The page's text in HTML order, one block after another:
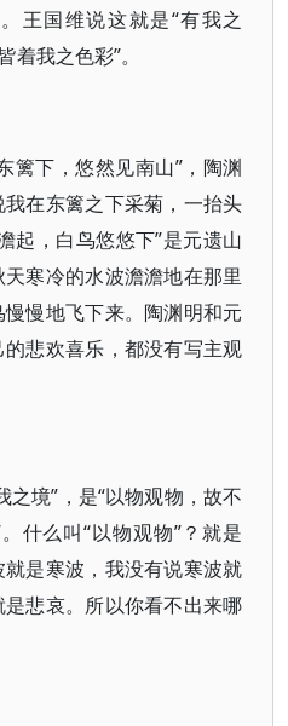
王国维说这就是“有我之
着我之色彩”。
篱下，悠然见南山”，陶渊
在东篱之下采菊，一抬头
起，白鸟悠悠下”是元遗山
寒冷的水波澹澹地在那里
慢地飞下来。陶渊明和元
悲欢喜乐，都没有写主观
之境”，是“以物观物，故不
什么叫“以物观物”？就是
是寒波，我没有说寒波就
悲哀。所以你看不出来哪